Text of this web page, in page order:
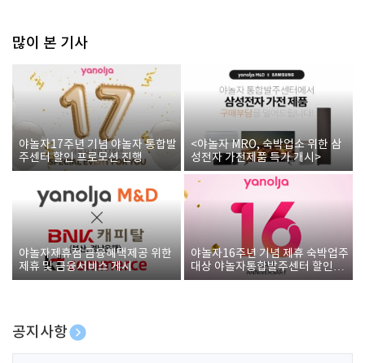
많이 본 기사
야놀자17주년 기념 야놀자 통합발
주센터 할인 프로모션 진행
<야놀자 MRO, 숙박업소 위한 삼
성전자 가전제품 특가 개시>
야놀자제휴점 금융혜택제공 위한
제휴 및 금융서비스 게시
야놀자16주년 기념 제휴 숙박업주
대상 야놀자통합발주센터 할인쿠
폰 증정
공지사항
[호텔업] 개인정보 처리방침 개정본1 (19.09.02)